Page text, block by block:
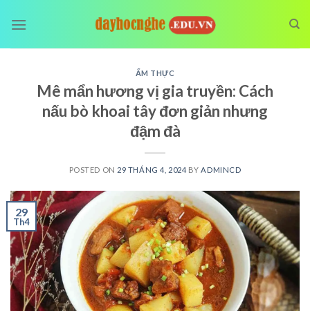
ẨM THỰC
Mê mẩn hương vị gia truyền: Cách
nấu bò khoai tây đơn giản nhưng
đậm đà
POSTED ON 29 THÁNG 4, 2024 BY ADMINCD
29
Th4